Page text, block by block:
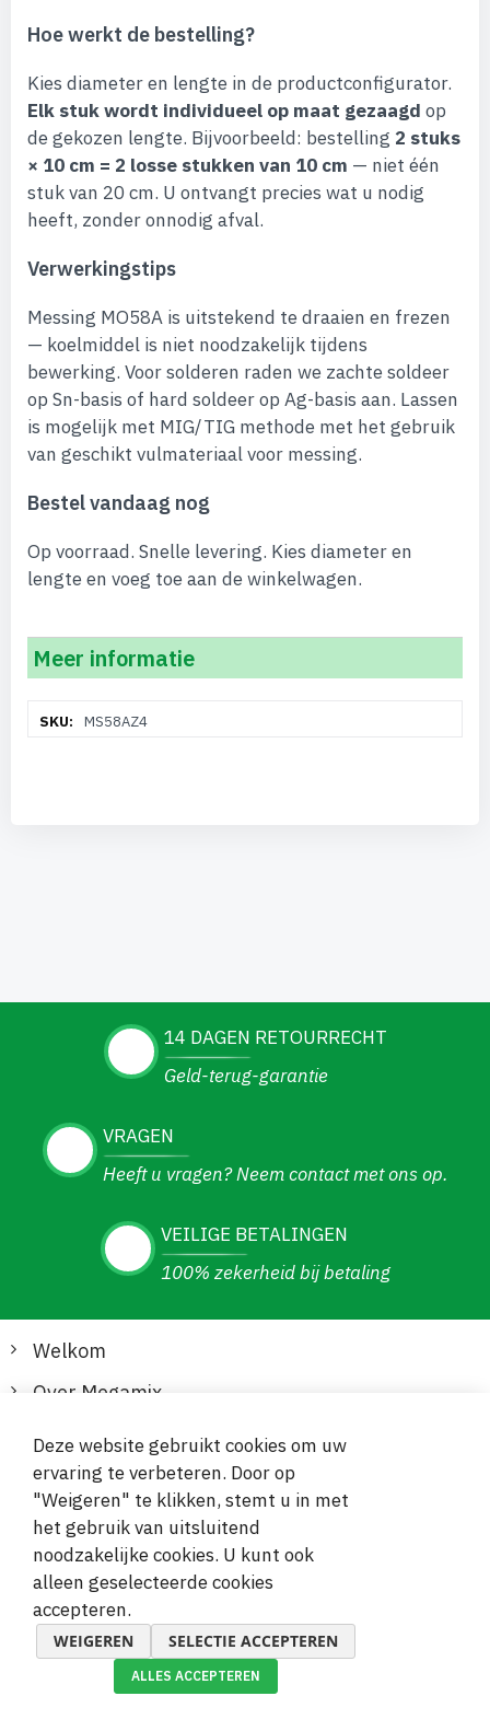
Hoe werkt de bestelling?
Kies diameter en lengte in de productconfigurator.
Elk stuk wordt individueel op maat gezaagd op
de gekozen lengte. Bijvoorbeeld: bestelling 2 stuks
× 10 cm = 2 losse stukken van 10 cm — niet één
stuk van 20 cm. U ontvangt precies wat u nodig
heeft, zonder onnodig afval.
Verwerkingstips
Messing MO58A is uitstekend te draaien en frezen
— koelmiddel is niet noodzakelijk tijdens
bewerking. Voor solderen raden we zachte soldeer
op Sn-basis of hard soldeer op Ag-basis aan. Lassen
is mogelijk met MIG/TIG methode met het gebruik
van geschikt vulmateriaal voor messing.
Bestel vandaag nog
Op voorraad. Snelle levering. Kies diameter en
lengte en voeg toe aan de winkelwagen.
Meer informatie
informatieMS58AZ4
14 DAGEN RETOURRECHT
Geld-terug-garantie
VRAGEN
Heeft u vragen? Neem contact met ons op.
VEILIGE BETALINGEN
100% zekerheid bij betaling
Welkom
Over Megamix
Informatie
Klantenservice
Veilige en gemakkelijke betalingen
Deze website gebruikt cookies om uw
ervaring te verbeteren. Door op
"Weigeren" te klikken, stemt u in met
het gebruik van uitsluitend
noodzakelijke cookies. U kunt ook
alleen geselecteerde cookies
accepteren.
WEIGEREN SELECTIE ACCEPTEREN
ALLES ACCEPTEREN